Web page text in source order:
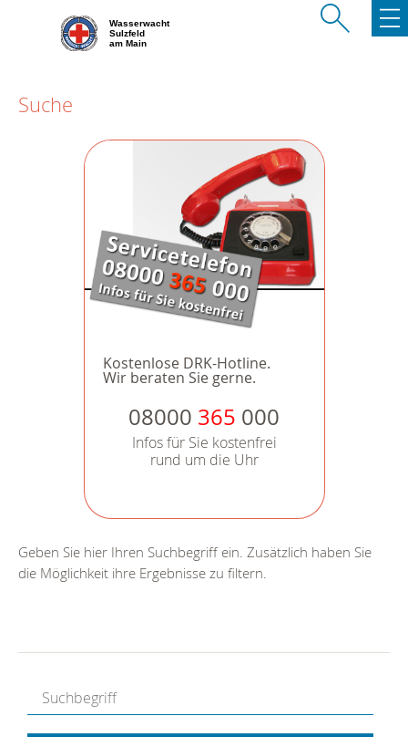
Wasserwacht
Sulzfeld
am Main
Suche
Kostenlose DRK-Hotline.
Wir beraten Sie gerne.
08000 365 000
Infos für Sie kostenfrei
rund um die Uhr
Geben Sie hier Ihren Suchbegriff ein. Zusätzlich haben Sie
die Möglichkeit ihre Ergebnisse zu filtern.